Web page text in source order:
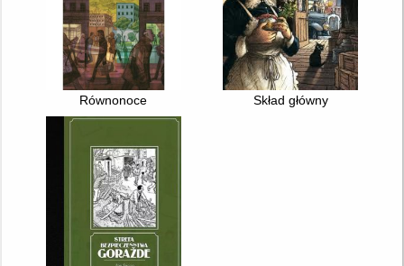
Równonoce Skład główny